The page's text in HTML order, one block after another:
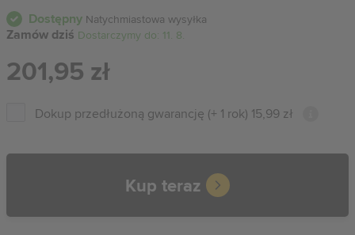
Dostępny Natychmiastowa wysyłka
Zamów dziś Dostarczymy do: 11. 8.
201,95 zł
Dokup przedłużoną gwarancję (+ 1 rok) 15,99 zł
Kup teraz